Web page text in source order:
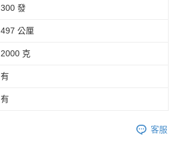
300 發
497 公厘
2000 克
有
有
客服